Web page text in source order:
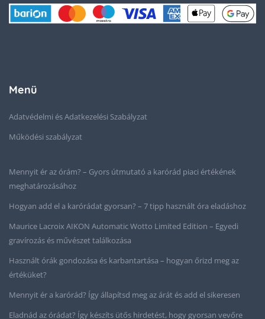
Menü
Adatvédelmi és Adatkezelési Szabályzat
Működési szabályzat
Mennyit ér az órám? – Gyors útmutató a karórád piaci értékének
meghatározásához
Hogyan add el a karórádat gyorsan? – 7 tipp használt óra eladáshoz
Maurice Lacroix AIKON Automatic Wotto Limited Edition – Egyedi
gravírozás és művészet találkozása
Használt órák gondozása és karbantartása – hogyan őrizd meg az
értéküket?
Mennyit ér a karórád? Így állapítsd meg az árát és add el sikeresen
Eladnád az órádat? Így készíts ütős hirdetést, hogy gyorsan vevőre